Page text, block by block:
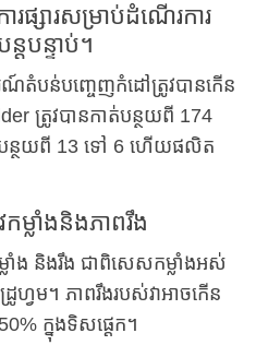
ផ្សារសម្រាប់ដំណើរការ
តបន្ទាប់។
ណ៍តំបន់បញ្ចេញកំដៅត្រូវបានកើន
ត្រូវបានកាត់បន្ថយពី 174
បន្ថយពី 13 ទៅ 6 ហើយផលិត
ម្លាំងនិងភាពរឹង
លាំង និងរឹង ជាពិសេសកម្លាំងអស់
រូហ្វម។ ភាពរឹងរបស់វាអាចកើន
ក្នុងទិសផ្ដេក។